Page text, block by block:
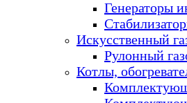
Генераторы
Искусственный
Рулонный
Котлы,